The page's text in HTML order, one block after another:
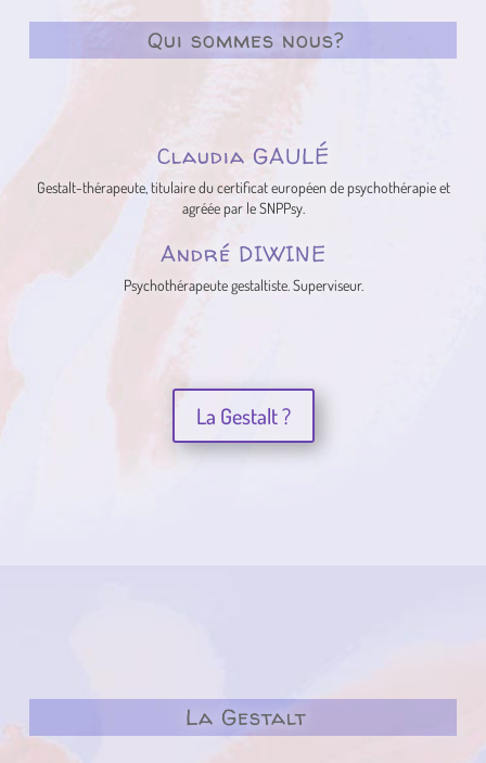
Qui sommes nous?
Claudia GAULÉ
Gestalt-thérapeute, titulaire du certificat européen de psychothérapie et
agréée par le SNPPsy.
André DIWINE
Psychothérapeute gestaltiste. Superviseur.
La Gestalt ?
La Gestalt